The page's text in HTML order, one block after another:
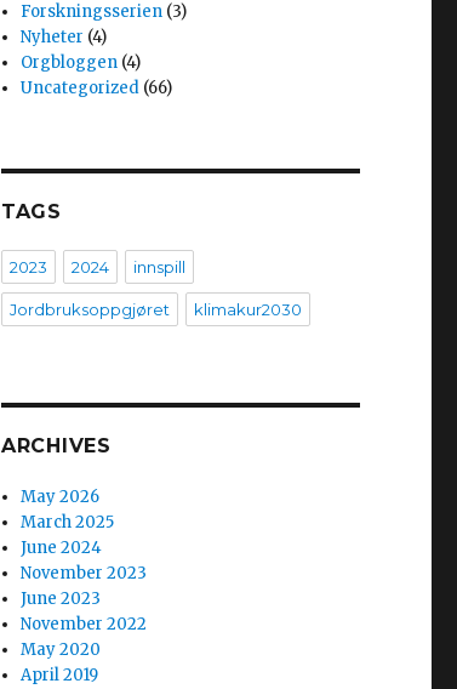
Forskningsserien (3)
Nyheter (4)
Orgbloggen (4)
Uncategorized (66)
TAGS
2023 2024 innspill
Jordbruksoppgjøret klimakur2030
ARCHIVES
May 2026
March 2025
June 2024
November 2023
June 2023
November 2022
May 2020
April 2019